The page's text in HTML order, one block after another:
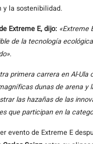
la sostenibilidad.
Extreme E, dijo: «Extreme
de la tecnología
.
primera carrera en Al-
dunas de arena y
las hazañas de las
que participan en la
evento de Extreme E